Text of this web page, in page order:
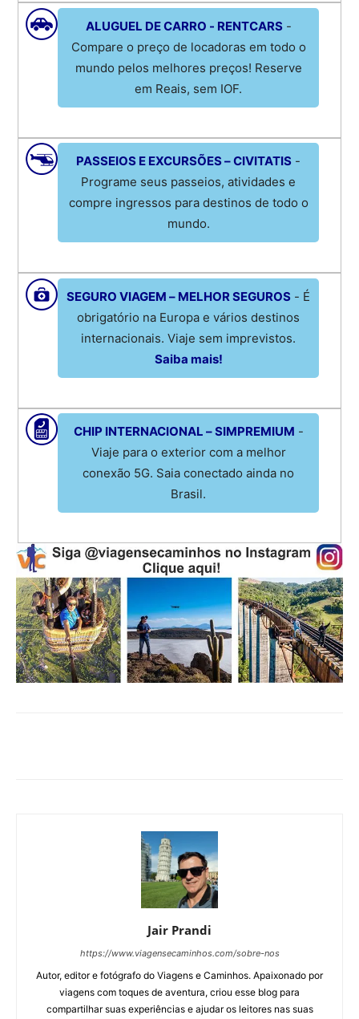
ALUGUEL DE CARRO - RENTCARS-
Compare o preço de locadoras em todo o
mundo pelos melhores preços! Reserve
em Reais, sem IOF.
PASSEIOS E EXCURSÕES – CIVITATIS -
Programe seus passeios, atividades e
compre ingressos para destinos de todo o
mundo.
SEGURO VIAGEM – MELHOR SEGUROS - É
obrigatório na Europa e vários destinos
internacionais. Viaje sem imprevistos.
Saiba mais!
CHIP INTERNACIONAL – SIMPREMIUM -
Viaje para o exterior com a melhor
conexão 5G. Saia conectado ainda no
Brasil.
Jair Prandi
https://www.viagensecaminhos.com/sobre-nos
Autor, editor e fotógrafo do Viagens e Caminhos. Apaixonado por
viagens com toques de aventura, criou esse blog para
compartilhar suas experiências e ajudar os leitores nas suas